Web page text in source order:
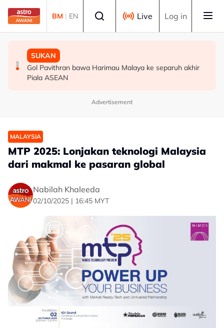
Skip to main content
BM | EN Live Log in
MALAYSIA
Bapa lemas cuba selamatkan anak jatuh kolam ikan
SUKAN
Gol Pavithran bawa Harimau Malaya ke separuh akhir
Piala ASEAN
MALAYSIA
Berita tempatan pilihan sepanjang hari ini
Advertisement
MALAYSIA
MTP 2025: Lonjakan teknologi Malaysia
dari makmal ke pasaran global
Nabilah Khaleeda
02/10/2025 | 16:45 MYT